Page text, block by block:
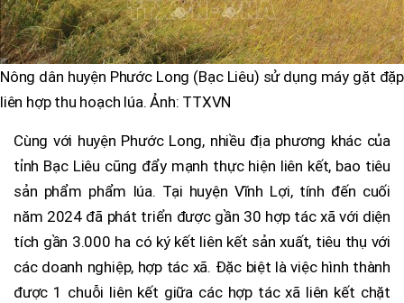
Nông dân huyện Phước Long (Bạc Liêu) sử dụng máy gặt đặp
liên hợp thu hoạch lúa. Ảnh: TTXVN
Cùng với huyện Phước Long, nhiều địa phương khác của
tỉnh Bạc Liêu cũng đẩy mạnh thực hiện liên kết, bao tiêu
sản phẩm phẩm lúa. Tại huyện Vĩnh Lợi, tính đến cuối
năm 2024 đã phát triển được gần 30 hợp tác xã với diện
tích gần 3.000 ha có ký kết liên kết sản xuất, tiêu thụ với
các doanh nghiệp, hợp tác xã. Đặc biệt là việc hình thành
được 1 chuỗi liên kết giữa các hợp tác xã liên kết chặt